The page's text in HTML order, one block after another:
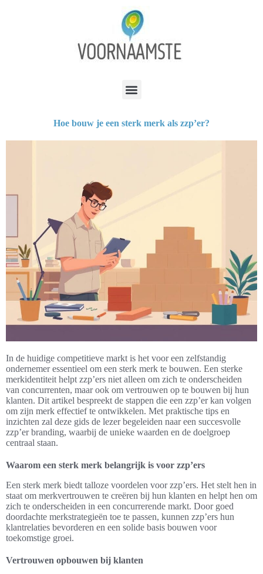
Hoe bouw je een sterk merk als zzp’er?
In de huidige competitieve markt is het voor een zelfstandig
ondernemer essentieel om een sterk merk te bouwen. Een sterke
merkidentiteit helpt zzp’ers niet alleen om zich te onderscheiden
van concurrenten, maar ook om vertrouwen op te bouwen bij hun
klanten. Dit artikel bespreekt de stappen die een zzp’er kan volgen
om zijn merk effectief te ontwikkelen. Met praktische tips en
inzichten zal deze gids de lezer begeleiden naar een succesvolle
zzp’er branding, waarbij de unieke waarden en de doelgroep
centraal staan.
Waarom een sterk merk belangrijk is voor zzp’ers
Een sterk merk biedt talloze voordelen voor zzp’ers. Het stelt hen in
staat om merkvertrouwen te creëren bij hun klanten en helpt hen om
zich te onderscheiden in een concurrerende markt. Door goed
doordachte merkstrategieën toe te passen, kunnen zzp’ers hun
klantrelaties bevorderen en een solide basis bouwen voor
toekomstige groei.
Vertrouwen opbouwen bij klanten